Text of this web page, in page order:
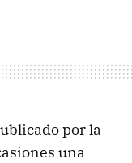
por la
una